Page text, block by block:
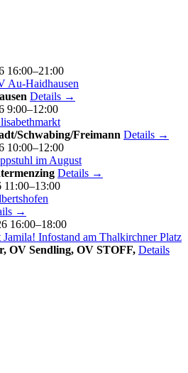
16:00–21:00
Au-Haidhausen
Details →
9:00–12:00
Schwabing/Freimann Details →
10:00–12:00
im August
Details →
11:00–13:00
→
16:00–18:00
Infostand am Thalkirchner Platz
OV Sendling, OV STOFF, Details